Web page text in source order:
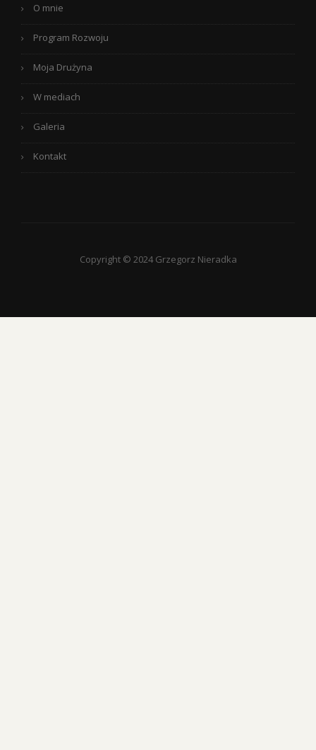
O mnie
Program Rozwoju
Moja Drużyna
W mediach
Galeria
Kontakt
Copyright © 2024 Grzegorz Nieradka